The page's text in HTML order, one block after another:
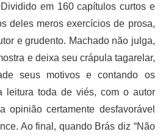
em 160 capítulos curtos e
deles meros exercícios de prosa,
e grudento. Machado não julga,
e deixa seu crápula tagarelar,
seus motivos e contando os
leitura toda de viés, com o autor
opinião certamente desfavorável
Ao final, quando Brás diz “Não